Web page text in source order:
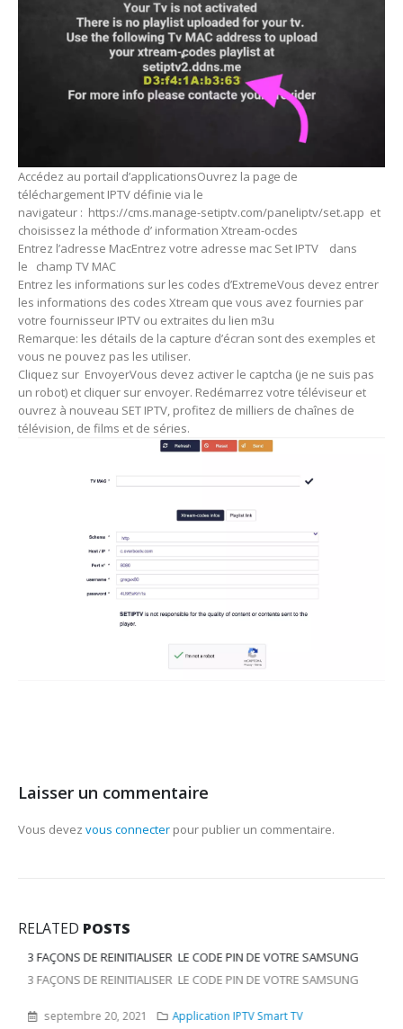
Accédez au portail d’applicationsOuvrez la page de
téléchargement IPTV définie via le
navigateur : https://cms.manage-setiptv.com/paneliptv/set.app et
choisissez la méthode d’ information Xtream-ocdes
Entrez l’adresse MacEntrez votre adresse mac Set IPTV dans
le champ TV MAC
Entrez les informations sur les codes d’ExtremeVous devez entrer
les informations des codes Xtream que vous avez fournies par
votre fournisseur IPTV ou extraites du lien m3u
Remarque: les détails de la capture d’écran sont des exemples et
vous ne pouvez pas les utiliser.
Cliquez sur EnvoyerVous devez activer le captcha (je ne suis pas
un robot) et cliquer sur envoyer. Redémarrez votre téléviseur et
ouvrez à nouveau SET IPTV, profitez de milliers de chaînes de
télévision, de films et de séries.
Laisser un commentaire
Vous devez vous connecter pour publier un commentaire.
RELATED POSTS
3 FAÇONS DE REINITIALISER LE CODE PIN DE VOTRE SAMSUNG
3 FAÇONS DE REINITIALISER LE CODE PIN DE VOTRE SAMSUNG
septembre 20, 2021
Application IPTV Smart TV